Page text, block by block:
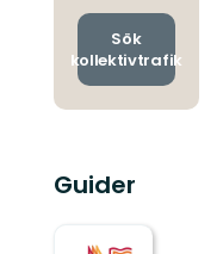
och
Sök
kollektivtrafik
Guider